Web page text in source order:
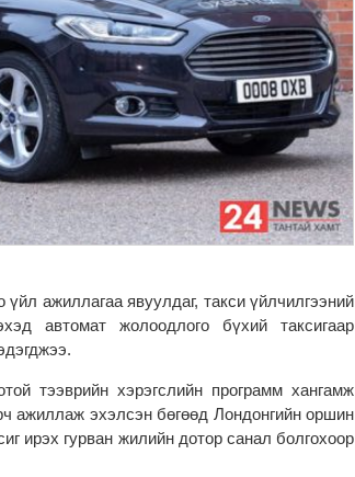
ажиллагаа явуулдаг, такси үйлчилгээний
автомат жолоодлого бүхий таксигаар
тээврийн хэрэгслийн программ хангамж
ажиллаж эхэлсэн бөгөөд Лондонгийн оршин
ирэх гурван жилийн дотор санал болгохоор